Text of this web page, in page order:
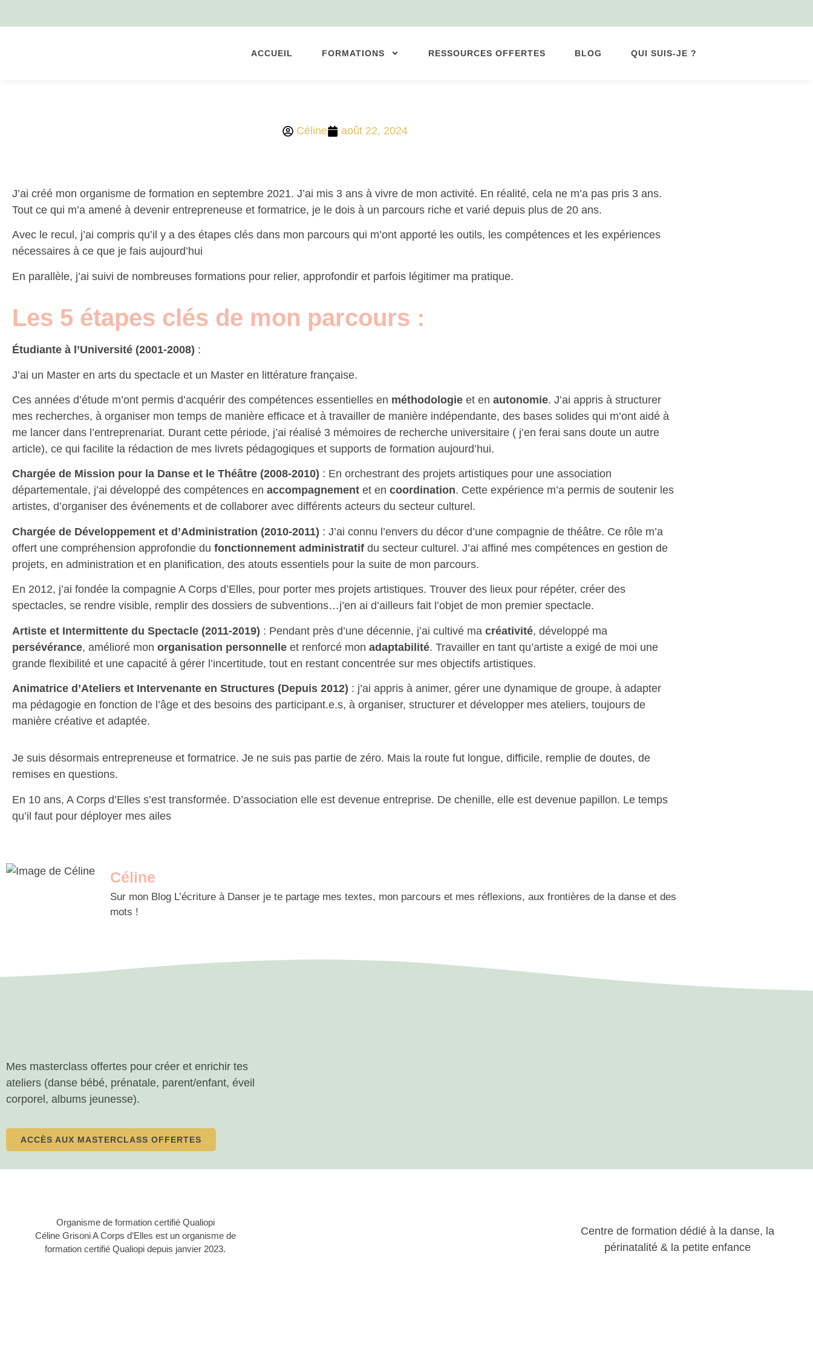
ACCUEIL FORMATIONS RESSOURCES OFFERTES BLOG QUI SUIS-JE ?
Céline août 22, 2024
J’ai créé mon organisme de formation en septembre 2021. J’ai mis 3 ans à vivre de mon activité. En réalité, cela ne m’a pas pris 3 ans.
Tout ce qui m’a amené à devenir entrepreneuse et formatrice, je le dois à un parcours riche et varié depuis plus de 20 ans.
Avec le recul, j’ai compris qu’il y a des étapes clés dans mon parcours qui m’ont apporté les outils, les compétences et les expériences
nécessaires à ce que je fais aujourd’hui
En parallèle, j’ai suivi de nombreuses formations pour relier, approfondir et parfois légitimer ma pratique.
Les 5 étapes clés de mon parcours :
Étudiante à l’Université (2001-2008) :
J’ai un Master en arts du spectacle et un Master en littérature française.
Ces années d’étude m’ont permis d’acquérir des compétences essentielles en méthodologie et en autonomie. J’ai appris à structurer
mes recherches, à organiser mon temps de manière efficace et à travailler de manière indépendante, des bases solides qui m’ont aidé à
me lancer dans l’entreprenariat. Durant cette période, j’ai réalisé 3 mémoires de recherche universitaire ( j’en ferai sans doute un autre
article), ce qui facilite la rédaction de mes livrets pédagogiques et supports de formation aujourd’hui.
Chargée de Mission pour la Danse et le Théâtre (2008-2010) : En orchestrant des projets artistiques pour une association
départementale, j’ai développé des compétences en accompagnement et en coordination. Cette expérience m’a permis de soutenir les
artistes, d’organiser des événements et de collaborer avec différents acteurs du secteur culturel.
Chargée de Développement et d’Administration (2010-2011) : J’ai connu l’envers du décor d’une compagnie de théâtre. Ce rôle m’a
offert une compréhension approfondie du fonctionnement administratif du secteur culturel. J’ai affiné mes compétences en gestion de
projets, en administration et en planification, des atouts essentiels pour la suite de mon parcours.
En 2012, j’ai fondée la compagnie A Corps d’Elles, pour porter mes projets artistiques. Trouver des lieux pour répéter, créer des
spectacles, se rendre visible, remplir des dossiers de subventions…j’en ai d’ailleurs fait l’objet de mon premier spectacle.
Artiste et Intermittente du Spectacle (2011-2019) : Pendant près d’une décennie, j’ai cultivé ma créativité, développé ma
persévérance, amélioré mon organisation personnelle et renforcé mon adaptabilité. Travailler en tant qu’artiste a exigé de moi une
grande flexibilité et une capacité à gérer l’incertitude, tout en restant concentrée sur mes objectifs artistiques.
Animatrice d’Ateliers et Intervenante en Structures (Depuis 2012) : j’ai appris à animer, gérer une dynamique de groupe, à adapter
ma pédagogie en fonction de l’âge et des besoins des participant.e.s, à organiser, structurer et développer mes ateliers, toujours de
manière créative et adaptée.
Je suis désormais entrepreneuse et formatrice. Je ne suis pas partie de zéro. Mais la route fut longue, difficile, remplie de doutes, de
remises en questions.
En 10 ans, A Corps d’Elles s’est transformée. D’association elle est devenue entreprise. De chenille, elle est devenue papillon. Le temps
qu’il faut pour déployer mes ailes
Céline
Sur mon Blog L’écriture à Danser je te partage mes textes, mon parcours et mes réflexions, aux frontières de la danse et des
mots !
Mes masterclass offertes pour créer et enrichir tes
ateliers (danse bébé, prénatale, parent/enfant, éveil
corporel, albums jeunesse).
ACCÈS AUX MASTERCLASS OFFERTES
Organisme de formation certifié Qualiopi
Céline Grisoni A Corps d’Elles est un organisme de
formation certifié Qualiopi depuis janvier 2023.
Centre de formation dédié à la danse, la
périnatalité & la petite enfance